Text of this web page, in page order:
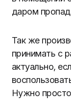
даром
Так же
принимать с
актуально,
Нужно